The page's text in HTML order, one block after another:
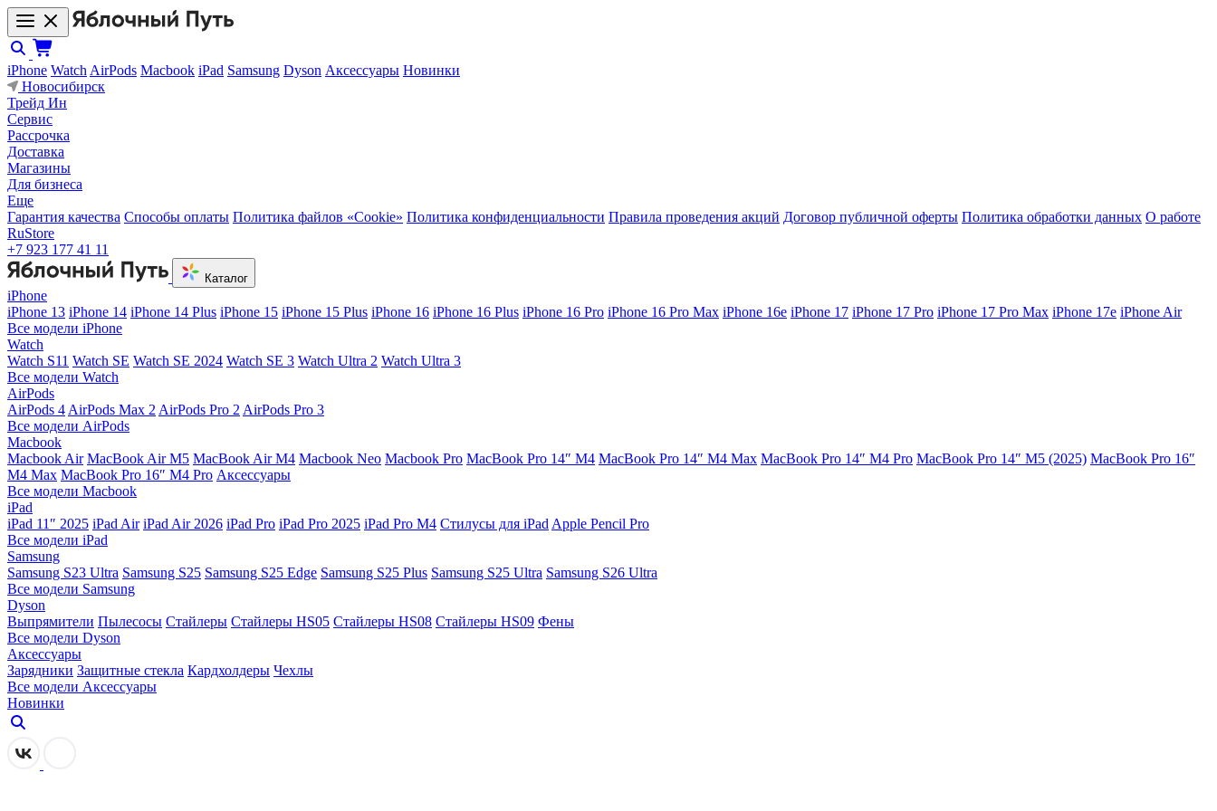
iPhone Watch AirPods Macbook iPad Samsung Dyson Аксессуары Новинки
Новосибирск
Трейд Ин
Сервис
Рассрочка
Доставка
Магазины
Для бизнеса
Еще
Гарантия качества Способы оплаты Политика файлов «Cookie» Политика конфиденциальности Правила проведения акций Договор публичной оферты Политика обработки данных О работе
RuStore
+7 923 177 41 11
Каталог
iPhone
iPhone 13 iPhone 14 iPhone 14 Plus iPhone 15 iPhone 15 Plus iPhone 16 iPhone 16 Plus iPhone 16 Pro iPhone 16 Pro Max iPhone 16e iPhone 17 iPhone 17 Pro iPhone 17 Pro Max iPhone 17e iPhone Air
Все модели iPhone
Watch
Watch S11 Watch SE Watch SE 2024 Watch SE 3 Watch Ultra 2 Watch Ultra 3
Все модели Watch
AirPods
AirPods 4 AirPods Max 2 AirPods Pro 2 AirPods Pro 3
Все модели AirPods
Macbook
Macbook Air MacBook Air M5 MacBook Air М4 Macbook Neo Macbook Pro MacBook Pro 14″ M4 MacBook Pro 14″ M4 Max MacBook Pro 14″ M4 Pro MacBook Pro 14″ M5 (2025) MacBook Pro 16″
M4 Max MacBook Pro 16″ M4 Pro Аксессуары
Все модели Macbook
iPad
iPad 11″ 2025 iPad Air iPad Air 2026 iPad Pro iPad Pro 2025 iPad Pro M4 Стилусы для iPad Apple Pencil Pro
Все модели iPad
Samsung
Samsung S23 Ultra Samsung S25 Samsung S25 Edge Samsung S25 Plus Samsung S25 Ultra Samsung S26 Ultra
Все модели Samsung
Dyson
Выпрямители Пылесосы Стайлеры Стайлеры HS05 Стайлеры HS08 Стайлеры HS09 Фены
Все модели Dyson
Аксессуары
Зарядники Защитные стекла Кардхолдеры Чехлы
Все модели Аксессуары
Новинки